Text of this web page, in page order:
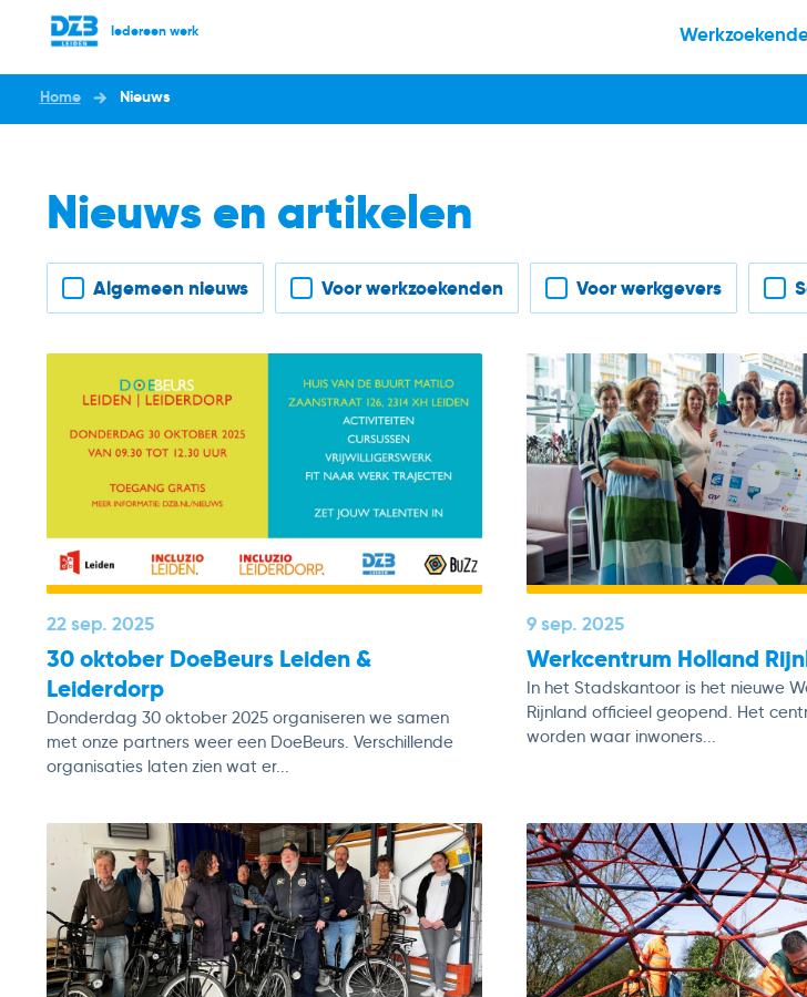
Iedereen werk
Home Nieuws
Nieuws en artikelen
Filter nieuws
Algemeen nieuws Voor werkzoekenden Voor werkgevers
22 sep. 2025
30 oktober DoeBeurs Leiden &
Leiderdorp
Donderdag 30 oktober 2025 organiseren we samen
met onze partners weer een DoeBeurs. Verschillende
organisaties laten zien wat er...
9 sep. 2025
Werkcentrum Holland
In het Stadskantoor is het nieuwe
Rijnland officieel geopend. Het
worden waar inwoners...